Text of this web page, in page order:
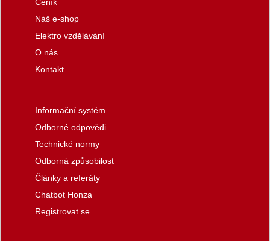
Ceník
Náš e-shop
Elektro vzdělávání
O nás
Kontakt
Informační systém
Odborné odpovědi
Technické normy
Odborná způsobilost
Články a referáty
Chatbot Honza
Registrovat se